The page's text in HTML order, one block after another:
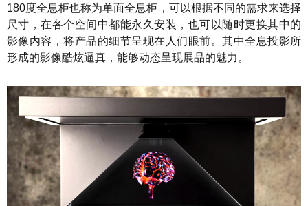
180度全息柜也称为单面全息柜，可以根据不同的需求来选择
尺寸，在各个空间中都能永久安装，也可以随时更换其中的
影像内容，将产品的细节呈现在人们眼前。其中全息投影所
形成的影像酷炫逼真，能够动态呈现展品的魅力。